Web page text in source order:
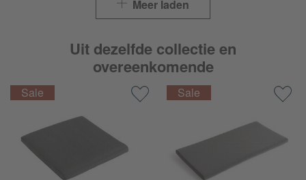
Meer laden
Uit dezelfde collectie en
overeenkomende